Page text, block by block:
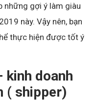
những gợi ý làm giàu
này. Vậy nên, bạn
thực hiện được tốt ý
kinh doanh
( shipper)